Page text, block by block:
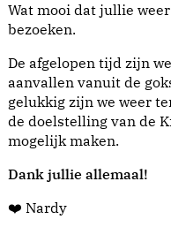
Wat mooi dat jullie
bezoeken.
De afgelopen tijd zijn
aanvallen vanuit de
gelukkig zijn we weer
de doelstelling van de
mogelijk maken.
Dank jullie allemaal!
❤️ Nardy